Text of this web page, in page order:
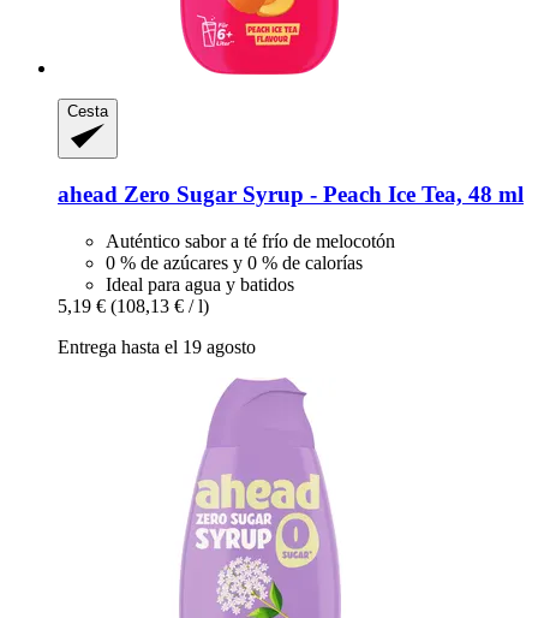
Cesta
ahead Zero Sugar Syrup -​ Peach Ice Tea, 48 ml
Auténtico sabor a té frío de melocotón
0 % de azúcares y 0 % de calorías
Ideal para agua y batidos
5,19 € (108,13 € / l)
Entrega hasta el 19 agosto